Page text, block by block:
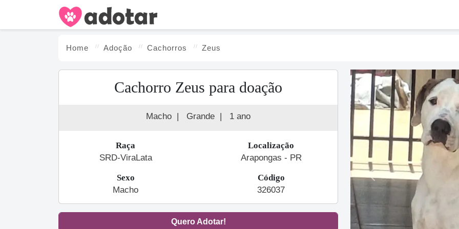
Home Adoção Cachorros Zeus
Cachorro Zeus para doação
Macho | Grande | 1 ano
Raça
SRD-ViraLata
Localização
Arapongas - PR
Sexo
Macho
Código
326037
Quero Adotar!
Previous